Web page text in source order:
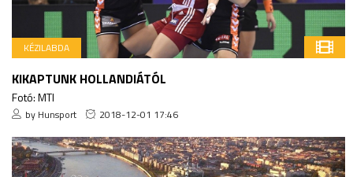
KÉZILABDA
KIKAPTUNK HOLLANDIÁTÓL
Fotó: MTI
by Hunsport 2018-12-01 17:46